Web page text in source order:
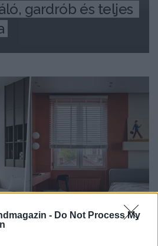
- Do Not Process My
gardrób és teljes